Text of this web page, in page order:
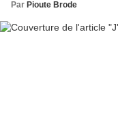
Par Pioute Brode